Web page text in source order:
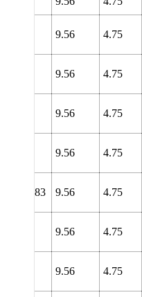
9.56 4.75
9.56 4.75
9.56 4.75
9.56 4.75
138.83 9.56 4.75
9.56 4.75
9.56 4.75